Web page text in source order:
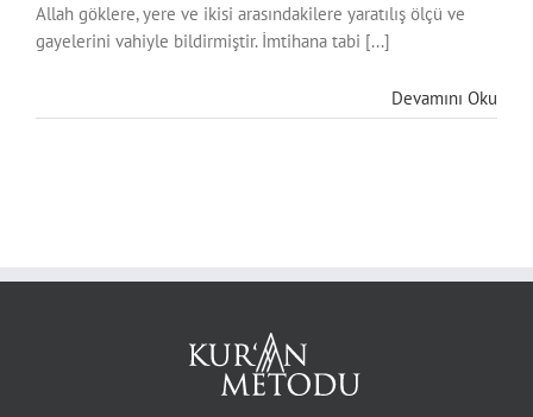
Allah göklere, yere ve ikisi arasındakilere yaratılış ölçü ve
gayelerini vahiyle bildirmiştir. İmtihana tabi [...]
Devamını Oku